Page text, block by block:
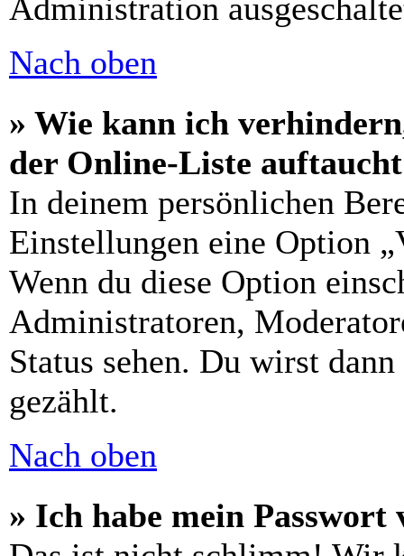
Administration
Nach oben
» Wie kann ich
der Online-Liste
In deinem persönlichen
Einstellungen eine Option
Wenn du diese Option
Administratoren,
Status sehen. Du wirst
gezählt.
Nach oben
» Ich habe mein Passwort